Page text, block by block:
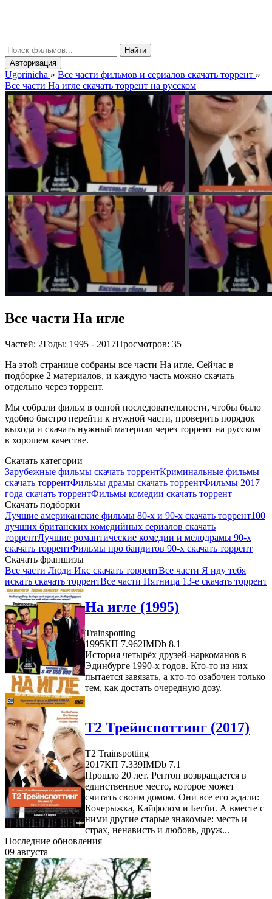
Найти
Авторизация
Ugorinicha » Все части фильмов и сериалов скачать торрент »
Все части На игле скачать торрент на русском
Все части На игле
Частей: 2Годы: 1995 - 2017Просмотров: 35
На этой странице собраны все части На игле. Сейчас в
подборке 2 материалов, и каждую часть можно скачать
отдельно через торрент.
Мы собрали фильм в одной последовательности, чтобы было
удобно быстро перейти к нужной части, проверить порядок
выхода и скачать нужный материал через торрент на русском
в хорошем качестве.
Скачать категории
Зарубежные фильмы скачать торрентКриминальные фильмы
скачать торрентФильмы драмы скачать торрентФильмы 2017
года скачать торрентФильмы комедии скачать торрент
Скачать подборки
Лучшие американские фильмы 80-х и 90-х скачать торрент100
лучших британских комедийных сериалов скачать
торрентЛучшие романтические комедии и мелодрамы 90-х
скачать торрентФильмы про бандитов 90-х скачать торрент
Скачать франшизы
Все части Люди Икс скачать торрентВсе части Я иду тебя
искать скачать торрентВсе части Пятница 13-е скачать торрент
На игле (1995)
Trainspotting
1995КП 7.962IMDb 8.1
История четырёх друзей-наркоманов в
Эдинбурге 1990-х годов. Кто-то из них
пытается завязать, а кто-то озабочен только
тем, как достать очередную дозу.
Т2 Трейнспоттинг (2017)
T2 Trainspotting
2017КП 7.339IMDb 7.1
Прошло 20 лет. Рентон возвращается в
единственное место, которое может
считать своим домом. Они все его ждали:
Кочерыжка, Кайфолом и Бегби. А вместе с
ними другие старые знакомые: месть и
страх, ненависть и любовь, друж...
Последние обновления
09 августа